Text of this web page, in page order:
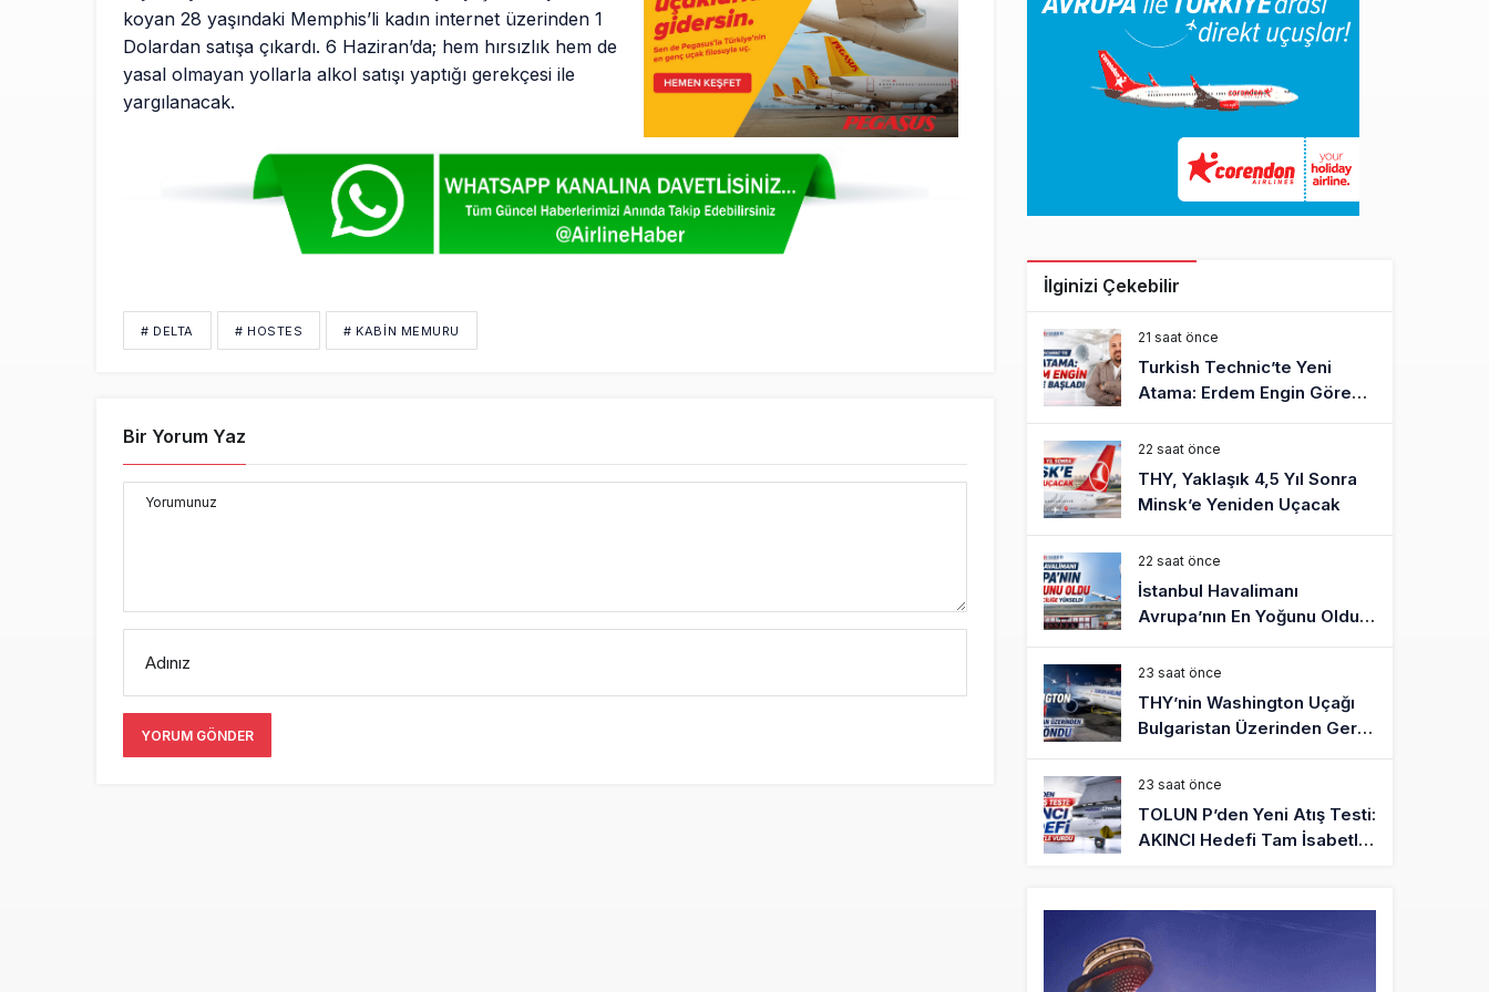
koyan 28 yaşındaki Memphis’li kadın internet üzerinden 1
Dolardan satışa çıkardı. 6 Haziran’da; hem hırsızlık hem de
yasal olmayan yollarla alkol satışı yaptığı gerekçesi ile
yargılanacak.
# DELTA # HOSTES # KABIN MEMURU
Bir Yorum Yaz
Yorumunuz
Adınız
YORUM GÖNDER
İlginizi Çekebilir
21 saat önce
Turkish Technic’te Yeni
Atama: Erdem Engin Göreve
Başladı
22 saat önce
THY, Yaklaşık 4,5 Yıl Sonra
Minsk’e Yeniden Uçacak
22 saat önce
İstanbul Havalimanı
Avrupa’nın En Yoğunu Oldu,
Dünyada 7’nciliğe Yükseldi
23 saat önce
THY’nin Washington Uçağı
Bulgaristan Üzerinden Geri
Döndü
23 saat önce
TOLUN P’den Yeni Atış Testi:
AKINCI Hedefi Tam İsabetle
Türkiye’nin Milli Motor
Projelerinde Yeni Dönem:
TEI TEKNOLOJİ Kuruldu